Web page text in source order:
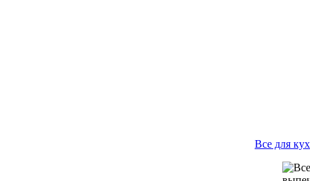
Все для